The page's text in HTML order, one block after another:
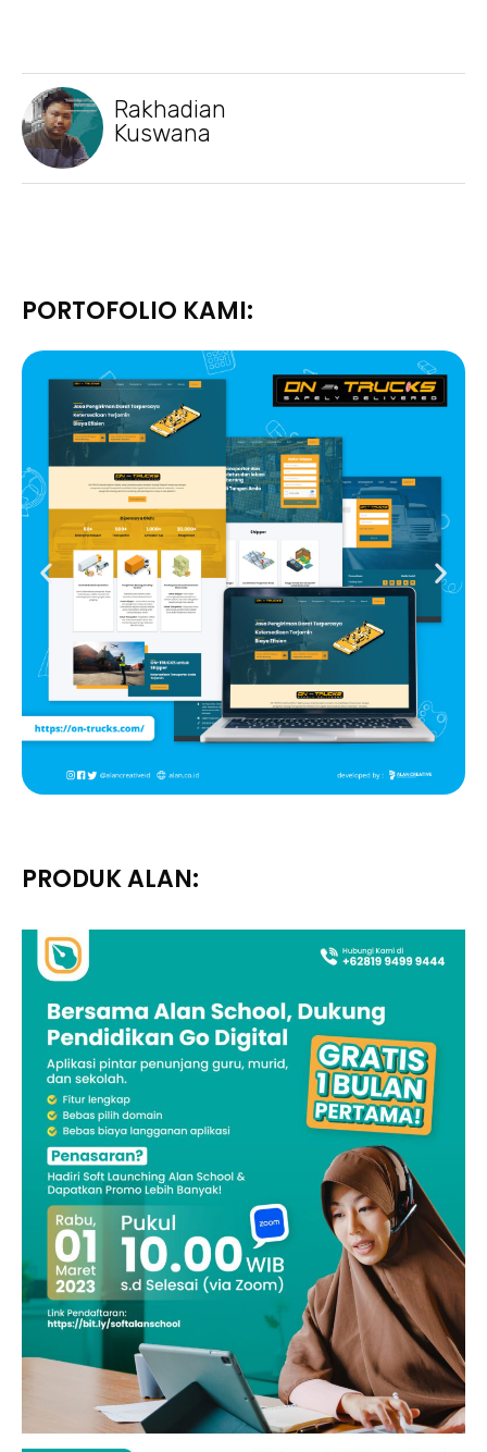
Rakhadian
Kuswana
PORTOFOLIO KAMI:
PRODUK ALAN: